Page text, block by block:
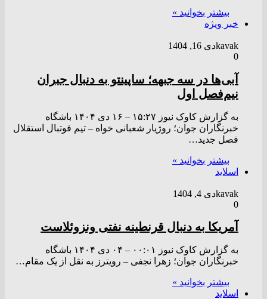
بیشتر بخوانید »
خبر ویژه
kavakدی 16, 1404
0
آبی‌ها در سه جبهه؛ ساپینتو به دنبال جبران
نیم‌فصل اول
به گزارش کاوک نیوز ۱۵:۲۷ – ۱۶ دی ۱۴۰۴ باشگاه
خبرنگاران جوان؛ روژیار شعبانی خواه – تیم فوتبال استقلال
فصل جدید…
بیشتر بخوانید »
اسلاید
kavakدی 4, 1404
0
آمریکا به دنبال قرنطینه نفتی ونزوئلاست
به گزارش کاوک نیوز ۰۰:۰۱ – ۰۴ دی ۱۴۰۴ باشگاه
خبرنگاران جوان؛ زهرا نجفی – رویترز به نقل از یک مقام…
بیشتر بخوانید »
اسلاید